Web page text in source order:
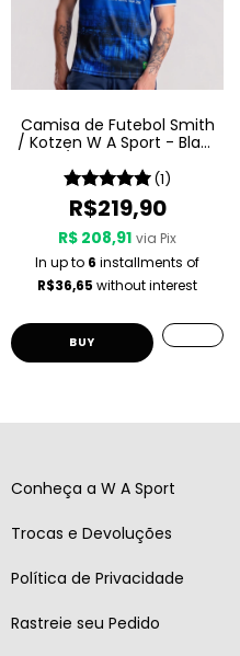
Camisa de Futebol Smith
/ Kotzen W A Sport - Black
(1)
R$219,90
R$ 208,91 via Pix
In up to 6 installments of
R$36,65 without interest
BUY
Conheça a W A Sport
Trocas e Devoluções
Política de Privacidade
Rastreie seu Pedido